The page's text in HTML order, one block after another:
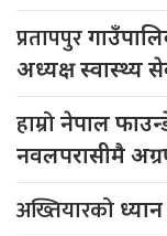
प्रतापपुर
अध्यक्ष स्वास्थ्य
हाम्रोनेपाल
नवलपरासीमै
अख्तियारको